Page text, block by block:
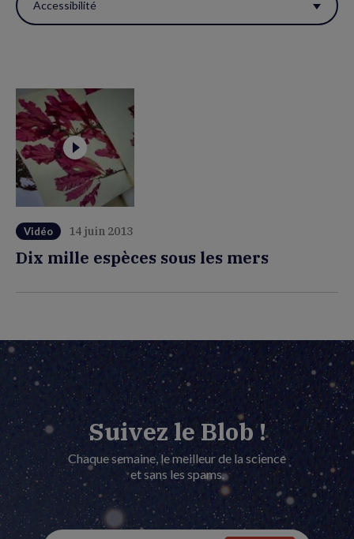
Accessibilité
Vidéo 14 juin 2013
Dix mille espèces sous les mers
Suivez le Blob !
Chaque semaine, le meilleur de la science
et sans les spams.